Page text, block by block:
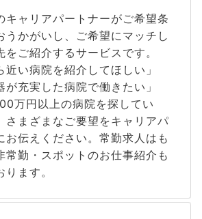
キャリアパートナーがご希望条
うかがいし、ご希望にマッチし
をご紹介するサービスです。
近い病院を紹介してほしい」
が充実した病院で働きたい」
万円以上の病院を探してい
さまざまなご要望をキャリアパ
お伝えください。常勤求人はも
常勤・スポットのお仕事紹介も
ます。